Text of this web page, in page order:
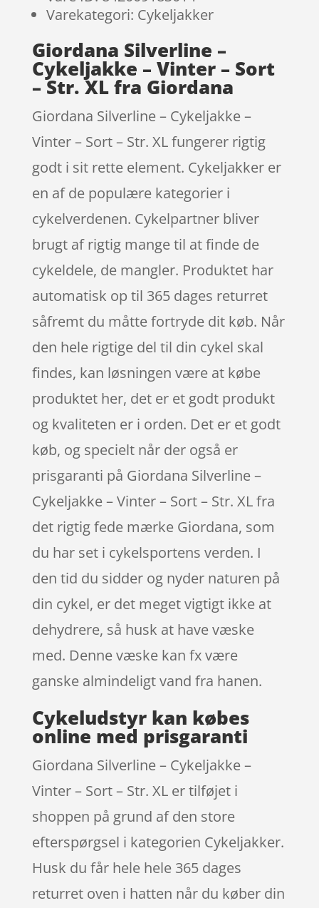
Varekategori: Cykeljakker
Giordana Silverline –
Cykeljakke – Vinter – Sort
– Str. XL fra Giordana
Giordana Silverline – Cykeljakke –
Vinter – Sort – Str. XL fungerer rigtig
godt i sit rette element. Cykeljakker er
en af de populære kategorier i
cykelverdenen. Cykelpartner bliver
brugt af rigtig mange til at finde de
cykeldele, de mangler. Produktet har
automatisk op til 365 dages returret
såfremt du måtte fortryde dit køb. Når
den hele rigtige del til din cykel skal
findes, kan løsningen være at købe
produktet her, det er et godt produkt
og kvaliteten er i orden. Det er et godt
køb, og specielt når der også er
prisgaranti på Giordana Silverline –
Cykeljakke – Vinter – Sort – Str. XL fra
det rigtig fede mærke Giordana, som
du har set i cykelsportens verden. I
den tid du sidder og nyder naturen på
din cykel, er det meget vigtigt ikke at
dehydrere, så husk at have væske
med. Denne væske kan fx være
ganske almindeligt vand fra hanen.
Cykeludstyr kan købes
online med prisgaranti
Giordana Silverline – Cykeljakke –
Vinter – Sort – Str. XL er tilføjet i
shoppen på grund af den store
efterspørgsel i kategorien Cykeljakker.
Husk du får hele hele 365 dages
returret oven i hatten når du køber din